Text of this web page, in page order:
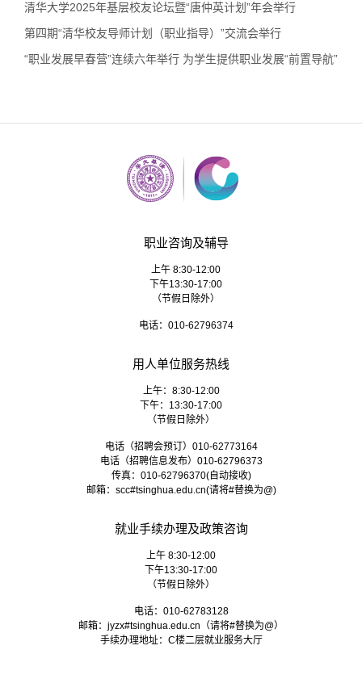
清华大学2025年基层校友论坛暨“唐仲英计划”年会举行
第四期“清华校友导师计划（职业指导）”交流会举行
“职业发展早春营”连续六年举行 为学生提供职业发展“前置导航”
职业咨询及辅导
上午 8:30-12:00
下午13:30-17:00
（节假日除外）
电话：010-62796374
用人单位服务热线
上午：8:30-12:00
下午：13:30-17:00
（节假日除外）
电话（招聘会预订）010-62773164
电话（招聘信息发布）010-62796373
传真：010-62796370(自动接收)
邮箱： scc#tsinghua.edu.cn(请将#替换为@)
就业手续办理及政策咨询
上午 8:30-12:00
下午13:30-17:00
（节假日除外）
电话：010-62783128
邮箱： jyzx#tsinghua.edu.cn （请将#替换为@）
手续办理地址：C楼二层就业服务大厅